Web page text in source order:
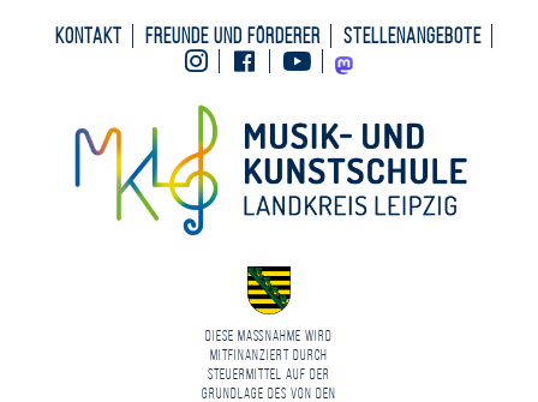
Kontakt Freunde und Förderer
Stellenangebote
InstagramFacebookYoutubeMastodon
Diese Maßnahme wird
mitfinanziert durch
Steuermittel auf der
Grundlage des von den